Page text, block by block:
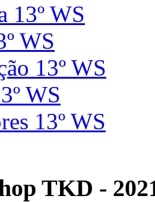
13º WS
WS
13º WS
WS
13º WS
TKD -